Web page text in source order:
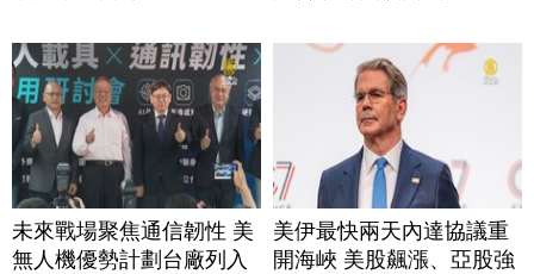
未來戰場聚焦通信韌性 美
無人機優勢計劃台廠列入
美伊最快兩天內達協議重
開海峽 美股飆漲、亞股強